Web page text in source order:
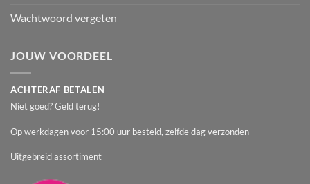
Wachtwoord vergeten
JOUW VOORDEEL
ACHTERAF BETALEN
Niet goed? Geld terug!
Op werkdagen voor 15:00 uur besteld, zelfde dag verzonden
Uitgebreid assortiment